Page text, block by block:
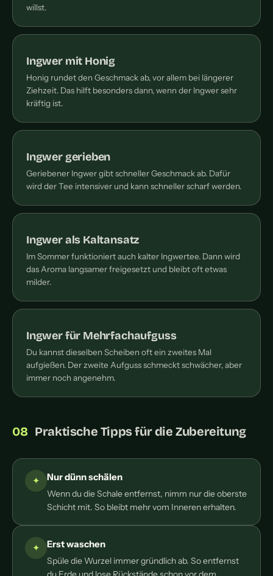
willst.
Ingwer mit Honig
Honig rundet den Geschmack ab, vor allem bei längerer
Ziehzeit. Das hilft besonders dann, wenn der Ingwer sehr
kräftig ist.
Ingwer gerieben
Geriebener Ingwer gibt schneller Geschmack ab. Dafür
wird der Tee intensiver und kann schneller scharf werden.
Ingwer als Kaltansatz
Im Sommer funktioniert auch kalter Ingwertee. Dann wird
das Aroma langsamer freigesetzt und bleibt oft etwas
milder.
Ingwer für Mehrfachaufguss
Du kannst dieselben Scheiben oft ein zweites Mal
aufgießen. Der zweite Aufguss schmeckt schwächer, aber
immer noch angenehm.
Praktische Tipps für die Zubereitung
Nur dünn schälen
Wenn du die Schale entfernst, nimm nur die oberste
Schicht mit. So bleibt mehr vom Inneren erhalten.
Erst waschen
Spüle die Wurzel immer gründlich ab. So entfernst